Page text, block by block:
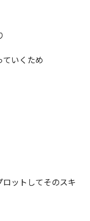
いくため
ットしてそのスキ